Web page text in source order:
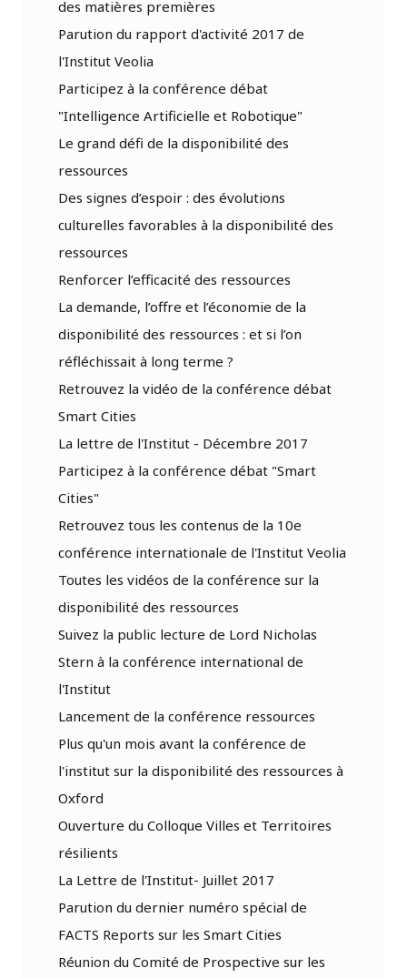
des matières premières
Parution du rapport d'activité 2017 de
l'Institut Veolia
Participez à la conférence débat
"Intelligence Artificielle et Robotique"
Le grand défi de la disponibilité des
ressources
Des signes d’espoir : des évolutions
culturelles favorables à la disponibilité des
ressources
Renforcer l’efficacité des ressources
La demande, l’offre et l’économie de la
disponibilité des ressources : et si l’on
réfléchissait à long terme ?
Retrouvez la vidéo de la conférence débat
Smart Cities
La lettre de l'Institut - Décembre 2017
Participez à la conférence débat "Smart
Cities"
Retrouvez tous les contenus de la 10e
conférence internationale de l'Institut Veolia
Toutes les vidéos de la conférence sur la
disponibilité des ressources
Suivez la public lecture de Lord Nicholas
Stern à la conférence international de
l'Institut
Lancement de la conférence ressources
Plus qu'un mois avant la conférence de
l'institut sur la disponibilité des ressources à
Oxford
Ouverture du Colloque Villes et Territoires
résilients
La Lettre de l'Institut- Juillet 2017
Parution du dernier numéro spécial de
FACTS Reports sur les Smart Cities
Réunion du Comité de Prospective sur les